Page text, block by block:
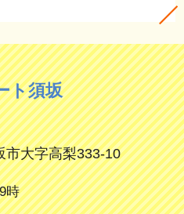
ト須坂
市大字高梨333-10
時